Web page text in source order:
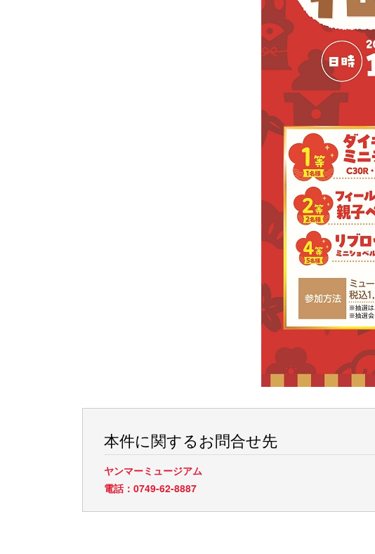
本件に関するお問合せ先
ヤンマーミュージアム
電話：0749-62-8887